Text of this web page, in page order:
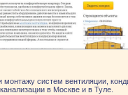
монтажу систем вентиляции,
в Москве и в Туле.